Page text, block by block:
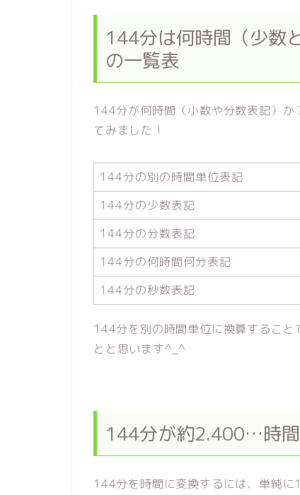
144分は何時間（少数
の一覧表
144分が何時間（小数や分数表記）
てみました！
144分の別の時間単位表記
144分の少数表記
144分の分数表記
144分の何時間何分表記
144分の秒数表記
144分を別の時間単位に換算するこ
とと思います^_^
144分が約2.400…時
144分を時間に変換するには、単純